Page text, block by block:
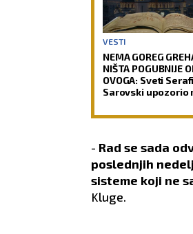
VESTI
NEMA GOREG
NIŠTA POGUBNIJE
OVOGA: Sveti
Sarovski upozorio
teško pronalazi
- Rad se sada
poslednjih
sisteme koji ne
Kluge.